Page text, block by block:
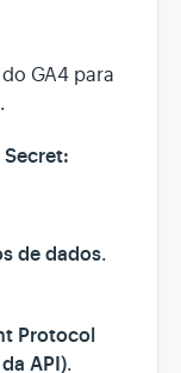
GA4 para
.
de dados.
Protocol
API).